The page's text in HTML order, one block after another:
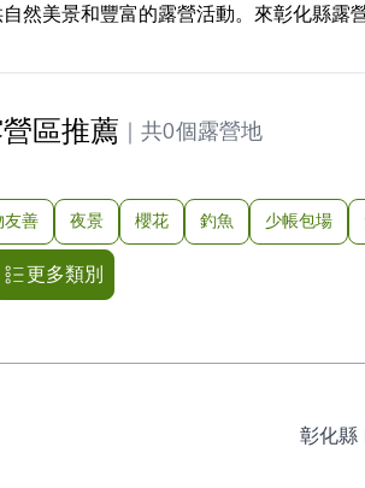
然美景和豐富的露營活動。來彰化縣
區推薦 ｜ 共0個露營地
友善 夜景 櫻花 釣魚 少帳包場
更多類別
彰化縣